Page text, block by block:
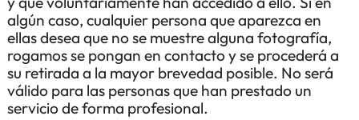
algún caso, cualquier persona que aparezca en
ellas desea que no se muestre alguna fotografía,
rogamos se pongan en contacto y se procederá a
su retirada a la mayor brevedad posible. No será
válido para las personas que han prestado un
servicio de forma profesional.